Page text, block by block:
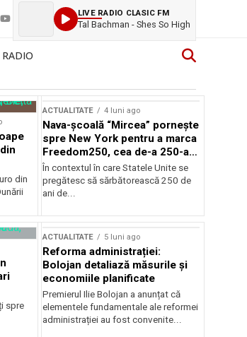
LIVE RADIO CLASIC FM
Tal Bachman - Shes So High
RADIO
din
ACTUALITATE 4 luni ago
Nava-școală “Mircea” pornește
spre New York pentru a marca
Freedom250, cea de-a 250-a
aniversare a Statelor Unite
În contextul în care Statele Unite se
pregătesc să sărbătorească 250 de
ani de...
spre
ACTUALITATE 5 luni ago
Reforma administrației:
Bolojan detaliază măsurile și
economiile planificate
Premierul Ilie Bolojan a anunțat că
elementele fundamentale ale reformei
administrației au fost convenite...